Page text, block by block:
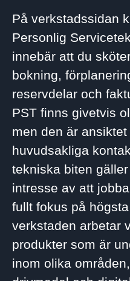
På verkstadssidan
Personlig
innebär att du
bokning,
reservdelar och
PST finns givetvis
men den är
huvudsakliga
tekniska biten
intresse av att
fullt fokus på
verkstaden arbetar
produkter som är
inom olika